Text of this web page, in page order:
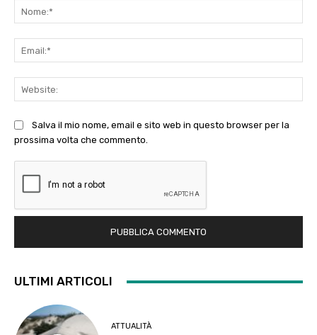
Salva il mio nome, email e sito web in questo browser per la
prossima volta che commento.
ULTIMI ARTICOLI
ATTUALITÀ